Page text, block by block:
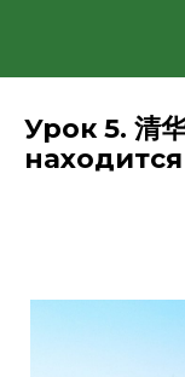
Урок 5. 清